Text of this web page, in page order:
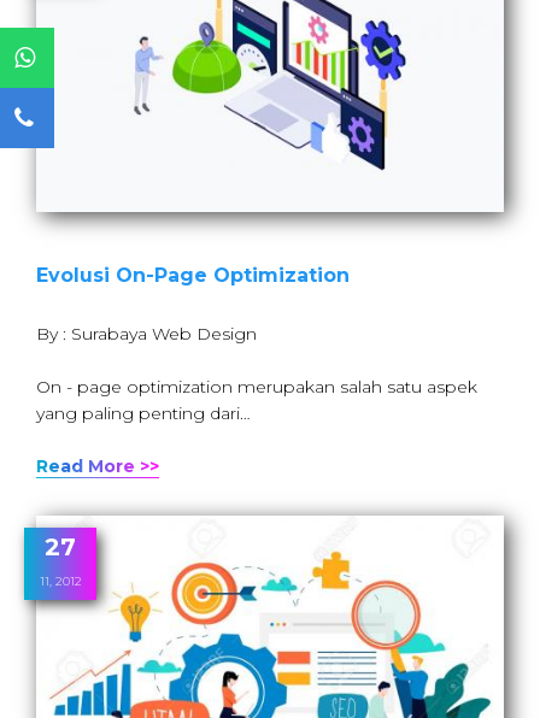
Evolusi On-Page Optimization
By : Surabaya Web Design
On - page optimization merupakan salah satu aspek
yang paling penting dari…
Read More >>
27
11, 2012